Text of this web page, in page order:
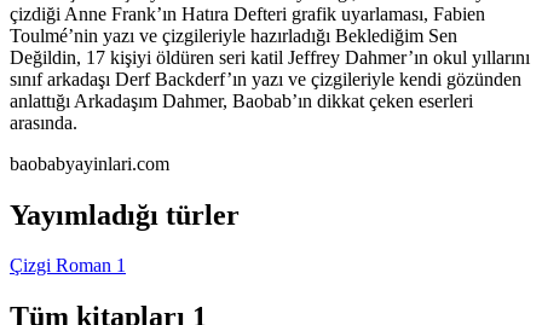
çizdiği Anne Frank’ın Hatıra Defteri grafik uyarlaması, Fabien
Toulmé’nin yazı ve çizgileriyle hazırladığı Beklediğim Sen
Değildin, 17 kişiyi öldüren seri katil Jeffrey Dahmer’ın okul yıllarını
sınıf arkadaşı Derf Backderf’ın yazı ve çizgileriyle kendi gözünden
anlattığı Arkadaşım Dahmer, Baobab’ın dikkat çeken eserleri
arasında.
baobabyayinlari.com
Yayımladığı türler
Çizgi Roman 1
Tüm kitapları 1